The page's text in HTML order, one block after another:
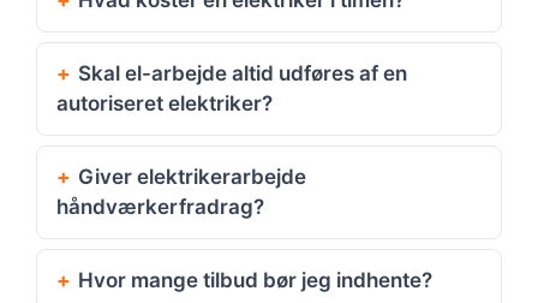
Skal el-arbejde altid udføres af en
autoriseret elektriker?
Giver elektrikerarbejde
håndværkerfradrag?
Hvor mange tilbud bør jeg indhente?